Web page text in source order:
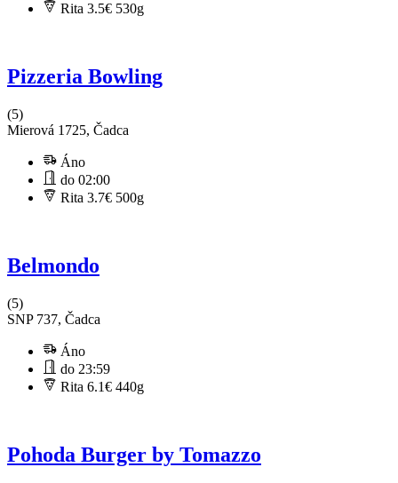
Rita 3.5€ 530g
Pizzeria Bowling
(5)
Mierová 1725, Čadca
Áno
do 02:00
Rita 3.7€ 500g
Belmondo
(5)
SNP 737, Čadca
Áno
do 23:59
Rita 6.1€ 440g
Pohoda Burger by Tomazzo